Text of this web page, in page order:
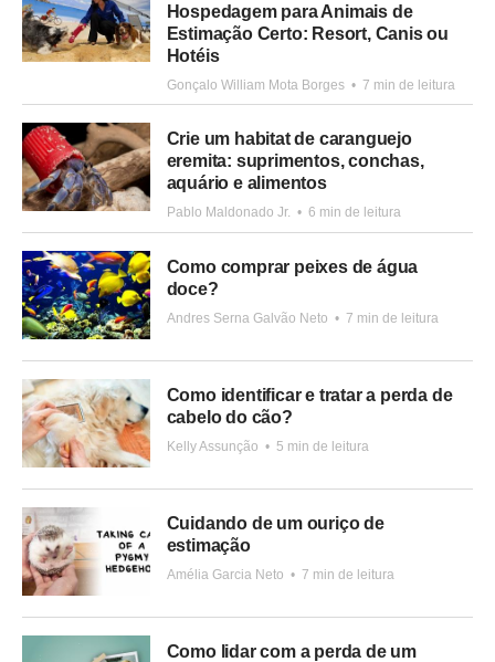
Hospedagem para Animais de
Estimação Certo: Resort, Canis ou
Hotéis
Gonçalo William Mota Borges • 7 min de leitura
Crie um habitat de caranguejo
eremita: suprimentos, conchas,
aquário e alimentos
Pablo Maldonado Jr. • 6 min de leitura
Como comprar peixes de água
doce?
Andres Serna Galvão Neto • 7 min de leitura
Como identificar e tratar a perda de
cabelo do cão?
Kelly Assunção • 5 min de leitura
Cuidando de um ouriço de
estimação
Amélia Garcia Neto • 7 min de leitura
Como lidar com a perda de um